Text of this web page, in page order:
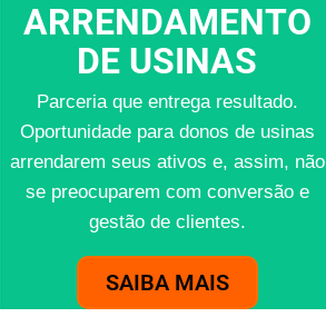
ARRENDAMENTO
DE USINAS
Parceria que entrega resultado.
Oportunidade para donos de usinas
arrendarem seus ativos e, assim, não
se preocuparem com conversão e
gestão de clientes.
SAIBA MAIS